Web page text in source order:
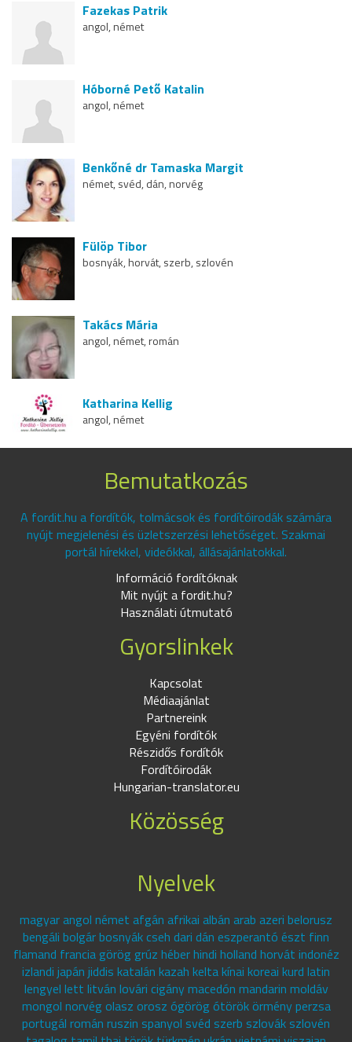
Fazekas Patrik
angol, német
Hóborné Pető Katalin
angol, német
Benkőné dr Tamaska Margit
német, svéd, dán, norvég
Fülöp Tibor
bosnyák, horvát, szerb, szlovén
Takács Mária
angol, német, román
Katharina Kellig
angol, német
Bemutatkozás
A fordit.hu a fordítók, tolmácsok és fordítóirodák számára
nyújt megjelenési és üzletszerzési lehetőséget. Szakmai
portál hírekkel, videókkal, állásajánlatokkal.
Információ fordítóknak
Mit nyújt a fordit.hu?
Használati útmutató
Gyorslinkek
Kapcsolat
Médiaajánlat
Partnereink
Egyéni fordítók
Részidős fordítók
Fordítóirodák
Hungarian-translator.eu
Közösség
Nyelvek
magyar angol német afgán afrikai albán arab azeri belorusz
bengáli bolgár bosnyák cseh dari dán eszperantó észt finn
flamand francia görög grúz héber hindi holland horvát indonéz
izlandi japán jiddis katalán kazah kelta kínai koreai kurd latin
lengyel lett litván lovári cigány macedón mandarin moldáv
mongol norvég olasz orosz ógörög ótörök örmény perzsa
portugál román ruszin spanyol svéd szerb szlovák szlovén